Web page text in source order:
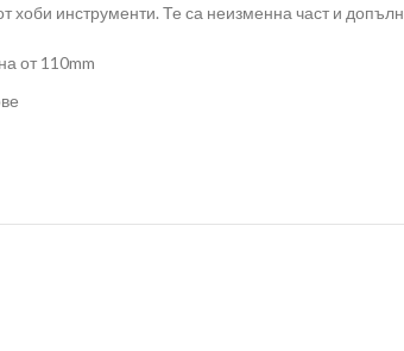
хоби инструменти. Те са неизменна част и
от 110mm